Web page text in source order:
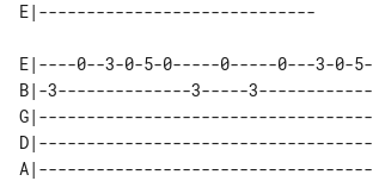
E|----0--3-0-5-0-----0-----0---3-0-5-
B|-3--------------3-----3------------
G|-----------------------------------
D|-----------------------------------
A|-----------------------------------